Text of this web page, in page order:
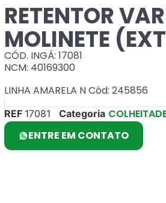
RETENTOR
MOLINETE
CÓD. INGÁ: 17081
NCM: 40169300
LINHA AMARELA N Cód: 245856
REF 17081 Categoria
ENTRE EM CONTATO